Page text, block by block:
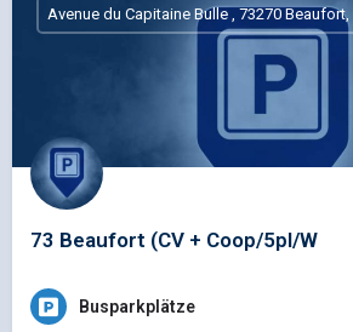
73 Beaufort (CV + Coop/5pl/W
Avenue du Capitaine Bulle , 73270 Beaufort,
Busparkplätze